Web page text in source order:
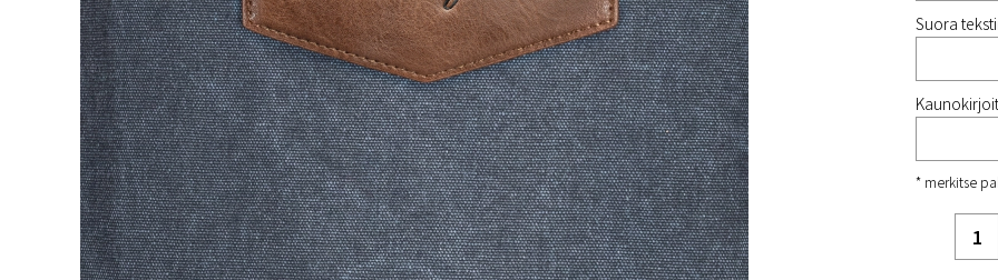
Suora
* merkitse